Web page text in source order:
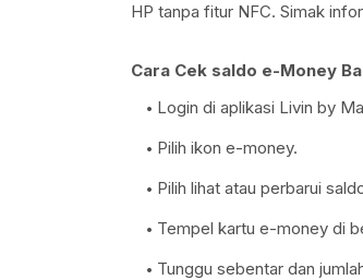
HP tanpa fitur NFC. Simak
Cara Cek saldo e-Money
Login di aplikasi Livin by
Pilih ikon e-money.
Pilih lihat atau perbarui
Tempel kartu e-money di
Tunggu sebentar dan